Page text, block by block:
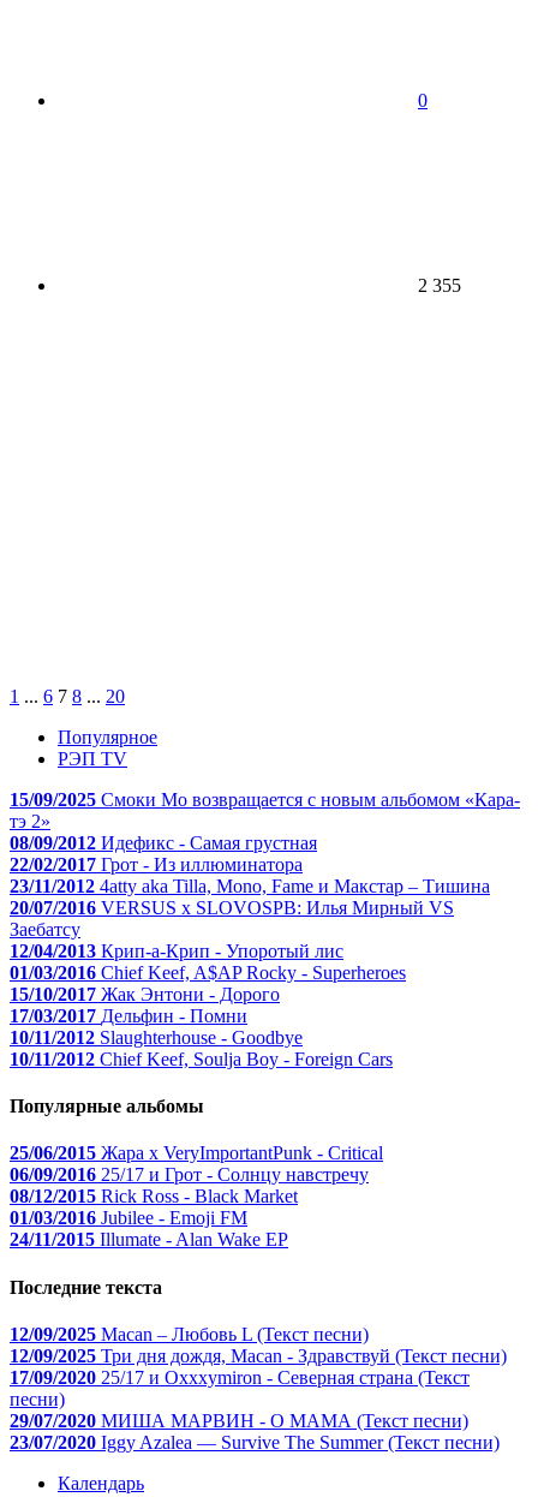
0
2 355
1 ... 6 7 8 ... 20
Популярное
РЭП TV
15/09/2025 Смоки Мо возвращается с новым альбомом «Кара-
тэ 2»
08/09/2012 Идефикс - Самая грустная
22/02/2017 Грот - Из иллюминатора
23/11/2012 4atty aka Tilla, Mono, Fame и Макстар – Тишина
20/07/2016 VERSUS x SLOVOSPB: Илья Мирный VS
Заебатсу
12/04/2013 Крип-а-Крип - Упоротый лис
01/03/2016 Chief Keef, A$AP Rocky - Superheroes
15/10/2017 Жак Энтони - Дорого
17/03/2017 Дельфин - Помни
10/11/2012 Slaughterhouse - Goodbye
10/11/2012 Chief Keef, Soulja Boy - Foreign Cars
Популярные альбомы
25/06/2015 Жара x VeryImportantPunk - Critical
06/09/2016 25/17 и Грот - Солнцу навстречу
08/12/2015 Rick Ross - Black Market
01/03/2016 Jubilee - Emoji FM
24/11/2015 Illumate - Alan Wake EP
Последние текста
12/09/2025 Macan – Любовь L (Текст песни)
12/09/2025 Три дня дождя, Macan - Здравствуй (Текст песни)
17/09/2020 25/17 и Oxxxymiron - Северная страна (Текст
песни)
29/07/2020 МИША МАРВИН - О МАМА (Текст песни)
23/07/2020 Iggy Azalea — Survive The Summer (Текст песни)
Календарь